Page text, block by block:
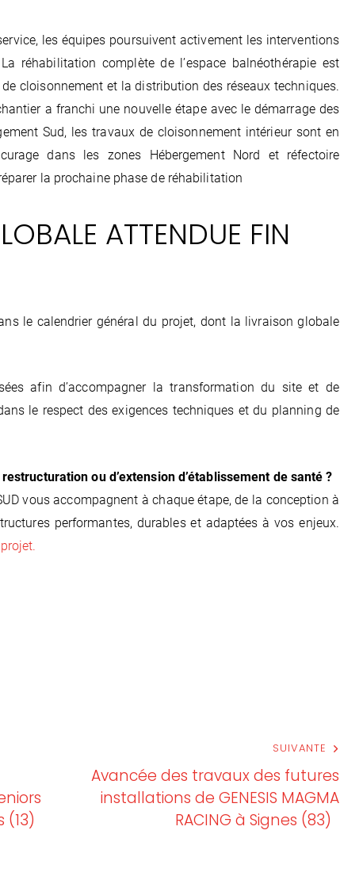
les équipes poursuivent activement les interventions
réhabilitation complète de l’espace balnéothérapie est
cloisonnement et la distribution des réseaux techniques.
a franchi une nouvelle étape avec le démarrage des
Sud, les travaux de cloisonnement intérieur sont en
dans les zones Hébergement Nord et réfectoire
la prochaine phase de réhabilitation
ATTENDUE FIN
le calendrier général du projet, dont la livraison globale
afin d’accompagner la transformation du site et de
le respect des exigences techniques et du planning de
ou d’extension d’établissement de santé ?
vous accompagnent à chaque étape, de la conception à
performantes, durables et adaptées à vos enjeux.
(13)
SUIVANTE
Avancée des travaux des futures
installations de GENESIS MAGMA
RACING à Signes (83)